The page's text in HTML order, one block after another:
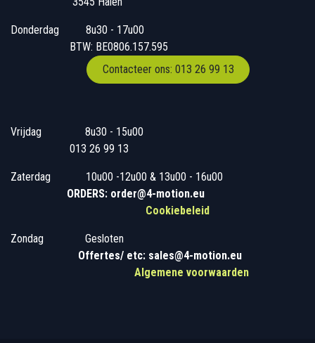
Donderdag
​​8u30 - 17u00
BTW: BE0806.157.595
Contacteer ons: 013 26 99 13
Vrijdag
​8u30 - 15u00
013 26 99 13
Zaterdag
​10u00 -12u00 & 13u00 - 16u00
ORDERS: order@4-motion.eu
Cookiebeleid
Zondag
​​Gesloten
Offertes/ etc: sales@4-motion.eu
Algemene voorwaarden